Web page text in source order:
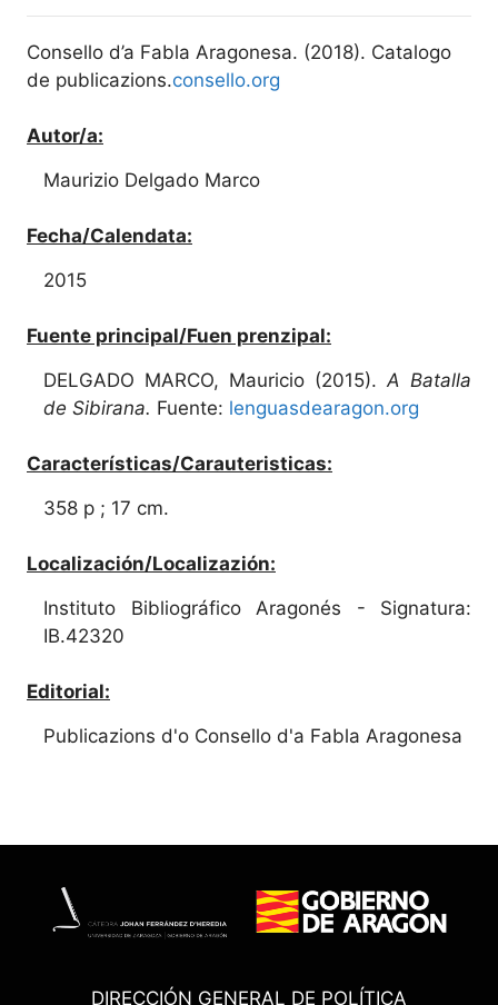
Consello d’a Fabla Aragonesa. (2018). Catalogo
de publicazions.consello.org
Autor/a:
Maurizio Delgado Marco
Fecha/Calendata:
2015
Fuente principal/Fuen prenzipal:
DELGADO MARCO, Mauricio (2015). A Batalla
de Sibirana. Fuente: lenguasdearagon.org
Características/Carauteristicas:
358 p ; 17 cm.
Localización/Localizazión:
Instituto Bibliográfico Aragonés - Signatura:
IB.42320
Editorial:
Publicazions d'o Consello d'a Fabla Aragonesa
DIRECCIÓN GENERAL DE POLÍTICA